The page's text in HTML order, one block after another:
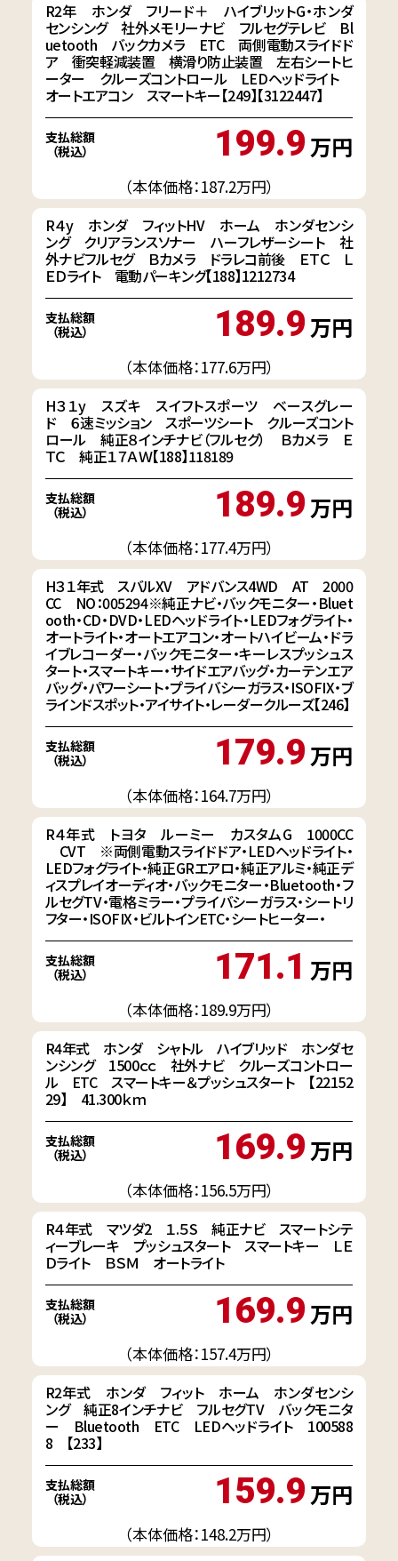
R2年 ホンダ フリード＋ ハイブリットG・ホンダ
センシング 社外メモリーナビ フルセグテレビ Bl
uetooth バックカメラ ETC 両側電動スライドド
ア 衝突軽減装置 横滑り防止装置 左右シートヒ
ーター クルーズコントロール LEDヘッドライト
オートエアコン スマートキー【249】【3122447】
支払総額
（税込）
199.9万円
（本体価格：187.2万円）
R４y ホンダ フィットHV ホーム ホンダセンシ
ング クリアランスソナー ハーフレザーシート 社
外ナビフルセグ Ｂカメラ ドラレコ前後 ＥＴＣ Ｌ
ＥＤライト 電動パーキング【188】1212734
支払総額
（税込）
189.9万円
（本体価格：177.6万円）
H３１y スズキ スイフトスポーツ ベースグレー
ド ６速ミッション スポーツシート クルーズコント
ロール 純正８インチナビ（フルセグ） Ｂカメラ Ｅ
ＴＣ 純正１７ＡＷ【188】118189
支払総額
（税込）
189.9万円
（本体価格：177.4万円）
H３１年式 スバルXV アドバンス4WD AT 2000
CC NO：005294※純正ナビ・バックモニター・Bluet
ooth・CD・DVD・LEDヘッドライト・LEDフォグライト・
オートライト・オートエアコン・オートハイビーム・ドラ
イブレコーダー・バックモニター・キーレスプッシュス
タート・スマートキー・サイドエアバッグ・カーテンエア
バッグ・パワーシート・プライバシーガラス・ISOFIX・ブ
ラインドスポット・アイサイト・レーダークルーズ【246】
支払総額
（税込）
179.9万円
（本体価格：164.7万円）
R４年式 トヨタ ルーミー カスタムG 1000CC
CVT ※両側電動スライドドア・LEDヘッドライト・
LEDフォグライト・純正GRエアロ・純正アルミ・純正デ
ィスプレイオーディオ・バックモニター・Bluetooth・フ
ルセグTV・電格ミラー・プライバシーガラス・シートリ
フター・ISOFIX・ビルトインETC・シートヒーター・
支払総額
（税込）
171.1 万円
（本体価格：189.9万円）
R4年式 ホンダ シャトル ハイブリッド ホンダセ
ンシング 1500ｃｃ 社外ナビ クルーズコントロー
ル ETC スマートキー＆プッシュスタート 【22152
29】 41.300ｋｍ
支払総額
（税込）
169.9万円
（本体価格：156.5万円）
R４年式 マツダ2 １.５S 純正ナビ スマートシテ
ィーブレーキ プッシュスタート スマートキー ＬＥ
Ｄライト ＢＳＭ オートライト
支払総額
（税込）
169.9万円
（本体価格：157.4万円）
R2年式 ホンダ フィット ホーム ホンダセンシ
ング 純正8インチナビ フルセグTV バックモニタ
ー Bluetooth ETC LEDヘッドライト 100588
8 【233】
支払総額
（税込）
159.9万円
（本体価格：148.2万円）